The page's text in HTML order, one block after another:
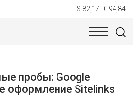
$ 82,17 € 94,84
пробы: Google
оформление Sitelinks